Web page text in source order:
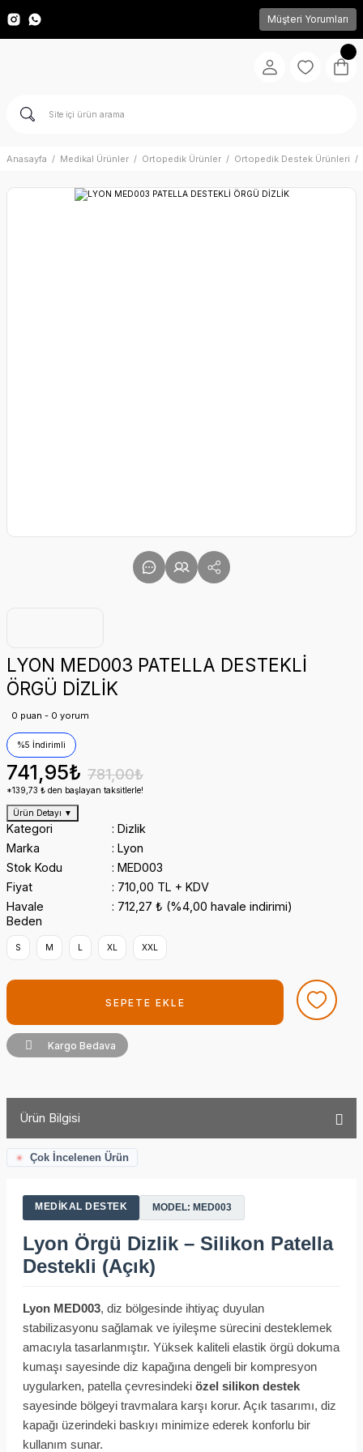
Müşteri Yorumları
Anasayfa Medikal Ürünler Ortopedik Ürünler Ortopedik Destek Ürünleri
LYON MED003 PATELLA DESTEKLİ
ÖRGÜ DİZLİK
0 puan - 0 yorum
%5 İndirimli
741,95₺ 781,00₺
*139,73 ₺ den başlayan taksitlerle!
Ürün Detayı ▼
Kategori
Dizlik
Marka
Lyon
Stok Kodu
MED003
Fiyat
710,00 TL + KDV
Havale
712,27 ₺ (%4,00 havale indirimi)
Beden
S M L XL XXL
SEPETE EKLE
Kargo Bedava
Ürün Bilgisi
Çok İncelenen Ürün
MEDIKAL DESTEK MODEL: MED003
Lyon Örgü Dizlik – Silikon Patella
Destekli (Açık)
Lyon MED003, diz bölgesinde ihtiyaç duyulan
stabilizasyonu sağlamak ve iyileşme sürecini desteklemek
amacıyla tasarlanmıştır. Yüksek kaliteli elastik örgü dokuma
kumaşı sayesinde diz kapağına dengeli bir kompresyon
uygularken, patella çevresindeki özel silikon destek
sayesinde bölgeyi travmalara karşı korur. Açık tasarımı, diz
kapağı üzerindeki baskıyı minimize ederek konforlu bir
kullanım sunar.